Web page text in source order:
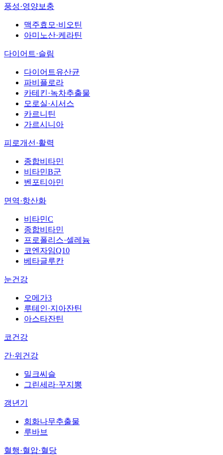
풍성·영양보충
맥주효모·비오틴
아미노산·케라틴
다이어트·슬림
다이어트유산균
파비플로라
카테킨·녹차추출물
모로실·시서스
카르니틴
가르시니아
피로개선·활력
종합비타민
비타민B군
벤포티아민
면역·항산화
비타민C
종합비타민
프로폴리스·셀레늄
코엔자임Q10
베타글루칸
눈건강
오메가3
루테인·지아잔틴
아스타잔틴
코건강
간·위건강
밀크씨슬
그린세라·꾸지뽕
갱년기
회화나무추출물
루바브
혈행·혈압·혈당